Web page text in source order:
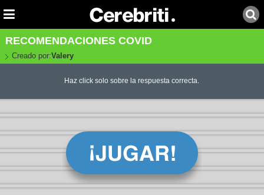
RECOMENDACIONES COVID
Creado por:Valery
Haz click solo sobre la respuesta correcta.